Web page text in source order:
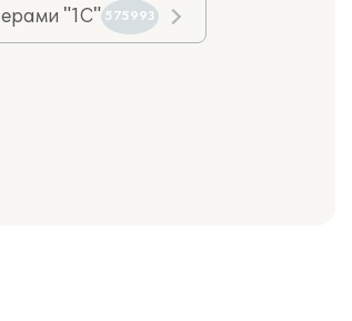
"1С" 575993